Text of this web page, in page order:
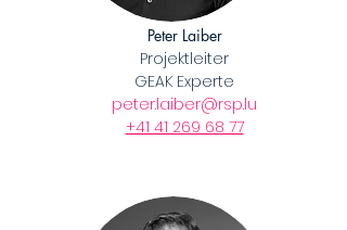
Peter Laiber
Projektleiter
GEAK Experte
peter.laiber@rsp.lu
​+41 41 269 68 77